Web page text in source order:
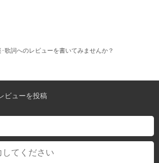
･歌詞へのレビューを書いてみませんか？
ビューを投稿